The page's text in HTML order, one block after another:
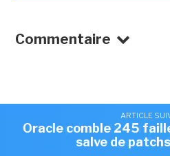
Commentaire
ARTICLE
Oracle présente son
pour
ARTICLE
Oracle comble 245
salve de